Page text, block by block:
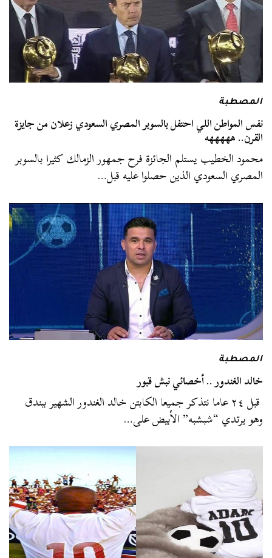
المصطبة
نفس المواطن اللي احتفل بالسوبر المصري السعودي زعلان من جايزة
القرن.. هههههه
محمود الخطيب يستلم الجائزة فرح جمهور الزمالك كثيرا بالسوبر
المصري السعودي الذين حصلوا عليه قبل…
المصطبة
خالد الغندور .. أخصائي نبش قبور
قبل ٢٤ عاما نتذكر جميعا الكابتن خالد الغندور الشهير ببندق
وهو يرتدي “شبشبه” الأبيض على…